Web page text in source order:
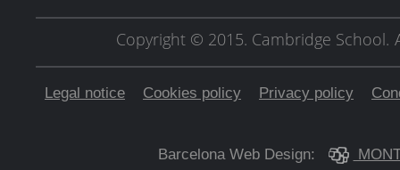
Copyright © 2015. Cambridge School.
Legal notice Cookies policy Privacy policy
Barcelona Web Design: